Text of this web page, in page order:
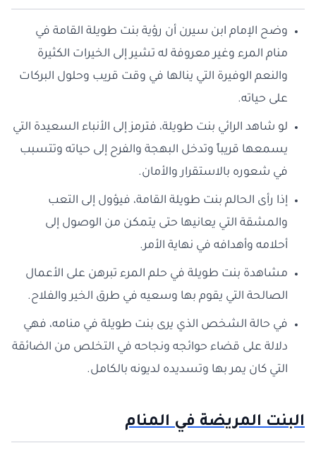
وضح الإمام ابن سيرن أن رؤية بنت طويلة القامة في
منام المرء وغير معروفة له تشير إلى الخيرات الكثيرة
والنعم الوفيرة التي ينالها في وقت قريب وحلول البركات
على حياته.
لو شاهد الرائي بنت طويلة، فترمز إلى الأنباء السعيدة التي
يسمعها قريباً وتدخل البهجة والفرح إلى حياته وتتسبب
في شعوره بالاستقرار والأمان.
إذا رأى الحالم بنت طويلة القامة، فيؤول إلى التعب
والمشقة التي يعانيها حتى يتمكن من الوصول إلى
أحلامه وأهدافه في نهاية الأمر.
مشاهدة بنت طويلة في حلم المرء تبرهن على الأعمال
الصالحة التي يقوم بها وسعيه في طرق الخير والفلاح.
في حالة الشخص الذي يرى بنت طويلة في منامه، فهي
دلالة على قضاء حوائجه ونجاحه في التخلص من الضائقة
التي كان يمر بها وتسديده لديونه بالكامل.
البنت المريضة في المنام